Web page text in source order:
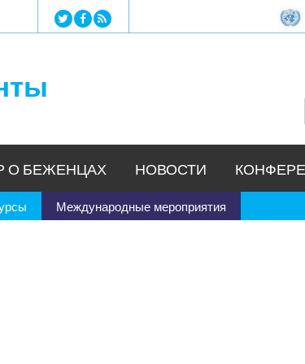
Jump to navigation
Международные мероприятия
О БЕЖЕНЦАХ НОВОСТИ